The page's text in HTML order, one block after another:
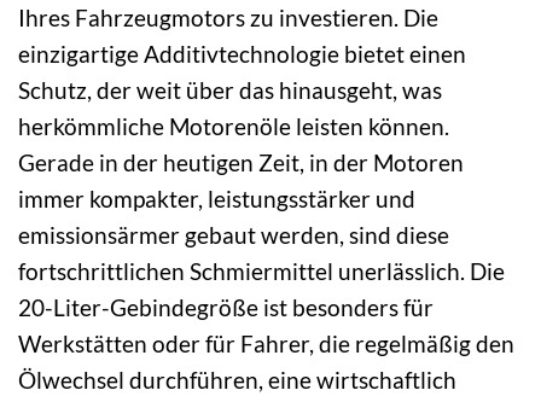
Ihres Fahrzeugmotors zu investieren. Die
einzigartige Additivtechnologie bietet einen
Schutz, der weit über das hinausgeht, was
herkömmliche Motorenöle leisten können.
Gerade in der heutigen Zeit, in der Motoren
immer kompakter, leistungsstärker und
emissionsärmer gebaut werden, sind diese
fortschrittlichen Schmiermittel unerlässlich. Die
20-Liter-Gebindegröße ist besonders für
Werkstätten oder für Fahrer, die regelmäßig den
Ölwechsel durchführen, eine wirtschaftlich